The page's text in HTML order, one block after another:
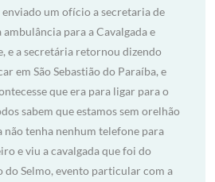
um ofício a secretaria de
para a Cavalgada e
e a secretária retornou dizendo
em São Sebastião do Paraíba, e
que era para ligar para o
sabem que estamos sem orelhão
não tenha nenhum telefone para
e viu a cavalgada que foi do
do Selmo, evento particular com a